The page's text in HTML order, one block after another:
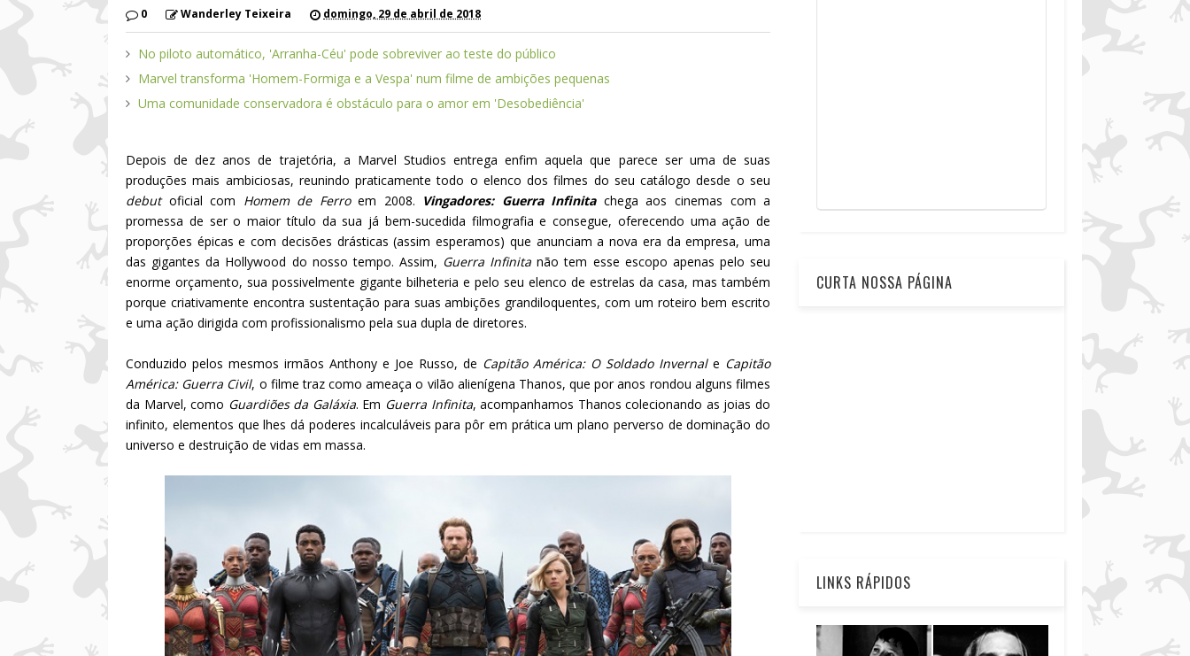
0 Wanderley Teixeira domingo, 29 de abril de 2018
No piloto automático, 'Arranha-Céu' pode sobreviver ao teste do público
Marvel transforma 'Homem-Formiga e a Vespa' num filme de ambições pequenas
Uma comunidade conservadora é obstáculo para o amor em 'Desobediência'
Depois de dez anos de trajetória, a Marvel Studios entrega enfim aquela que parece ser uma de suas
produções mais ambiciosas, reunindo praticamente todo o elenco dos filmes do seu catálogo desde o seu
debut oficial com Homem de Ferroem 2008. Vingadores: Guerra Infinita chega aos cinemas com a
promessa de ser o maior título da sua já bem-sucedida filmografia e consegue, oferecendo uma ação de
proporções épicas e com decisões drásticas (assim esperamos) que anunciam a nova era da empresa, uma
das gigantes da Hollywood do nosso tempo. Assim, Guerra Infinitanão tem esse escopo apenas pelo seu
enorme orçamento, sua possivelmente gigante bilheteria e pelo seu elenco de estrelas da casa, mas também
porque criativamente encontra sustentação para suas ambições grandiloquentes, com um roteiro bem escrito
e uma ação dirigida com profissionalismo pela sua dupla de diretores.
Conduzido pelos mesmos irmãos Anthony e Joe Russo, de Capitão América: O Soldado Invernal e Capitão
América: Guerra Civil, o filme traz como ameaça o vilão alienígena Thanos, que por anos rondou alguns filmes
da Marvel, como Guardiões da Galáxia. Em Guerra Infinita, acompanhamos Thanos colecionando as joias do
infinito, elementos que lhes dá poderes incalculáveis para pôr em prática um plano perverso de dominação do
universo e destruição de vidas em massa.
CURTA NOSSA PÁGINA
LINKS RÁPIDOS